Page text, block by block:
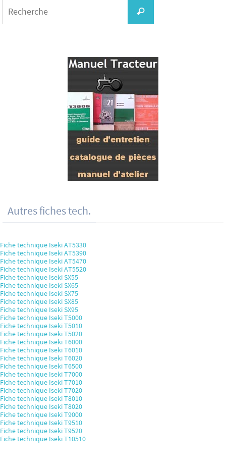
Recherche
Autres fiches tech.
Fiche technique Iseki AT5330
Fiche technique Iseki AT5390
Fiche technique Iseki AT5470
Fiche technique Iseki AT5520
Fiche technique Iseki SX55
Fiche technique Iseki SX65
Fiche technique Iseki SX75
Fiche technique Iseki SX85
Fiche technique Iseki SX95
Fiche technique Iseki T5000
Fiche technique Iseki T5010
Fiche technique Iseki T5020
Fiche technique Iseki T6000
Fiche technique Iseki T6010
Fiche technique Iseki T6020
Fiche technique Iseki T6500
Fiche technique Iseki T7000
Fiche technique Iseki T7010
Fiche technique Iseki T7020
Fiche technique Iseki T8010
Fiche technique Iseki T8020
Fiche technique Iseki T9000
Fiche technique Iseki T9510
Fiche technique Iseki T9520
Fiche technique Iseki T10510